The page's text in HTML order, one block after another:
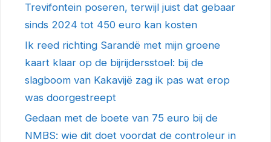
Trevifontein poseren, terwijl juist dat gebaar
sinds 2024 tot 450 euro kan kosten
Ik reed richting Sarandë met mijn groene
kaart klaar op de bijrijdersstoel: bij de
slagboom van Kakavijë zag ik pas wat erop
was doorgestreept
Gedaan met de boete van 75 euro bij de
NMBS: wie dit doet voordat de controleur in